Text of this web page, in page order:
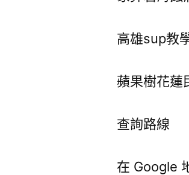
高雄sup教
蘋果樹花蓮
查詢路線
在 Google